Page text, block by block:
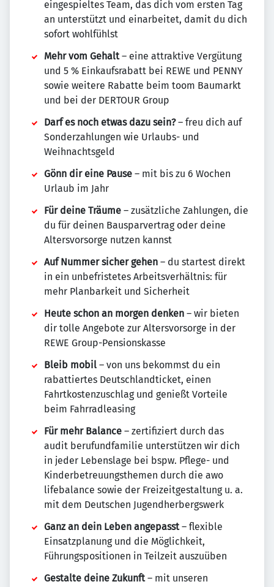
eingespieltes Team, das dich vom ersten Tag
an unterstützt und einarbeitet, damit du dich
sofort wohlfühlst
Mehr vom Gehalt– eine attraktive Vergütung
und 5 % Einkaufsrabatt bei REWE und PENNY
sowie weitere Rabatte beim toom Baumarkt
und bei der DERTOUR Group
Darf es noch etwas dazu sein?– freu dich auf
Sonderzahlungen wie Urlaubs- und
Weihnachtsgeld
Gönn dir eine Pause – mit bis zu 6 Wochen
Urlaub im Jahr
Für deine Träume – zusätzliche Zahlungen, die
du für deinen Bausparvertrag oder deine
Altersvorsorge nutzen kannst
Auf Nummer sicher gehen – du startest direkt
in ein unbefristetes Arbeitsverhältnis: für
mehr Planbarkeit und Sicherheit
Heute schon an morgen denken – wir bieten
dir tolle Angebote zur Altersvorsorge in der
REWE Group-Pensionskasse
Bleib mobil – von uns bekommst du ein
rabattiertes Deutschlandticket, einen
Fahrtkostenzuschlag und genießt Vorteile
beim Fahrradleasing
Für mehr Balance – zertifiziert durch das
audit berufundfamilie unterstützen wir dich
in jeder Lebenslage bei bspw. Pflege- und
Kinderbetreuungsthemen durch die awo
lifebalance sowie der Freizeitgestaltung u. a.
mit dem Deutschen Jugendherbergswerk
Ganz an dein Leben angepasst– flexible
Einsatzplanung und die Möglichkeit,
Führungspositionen in Teilzeit auszuüben
Gestalte deine Zukunft– mit unseren